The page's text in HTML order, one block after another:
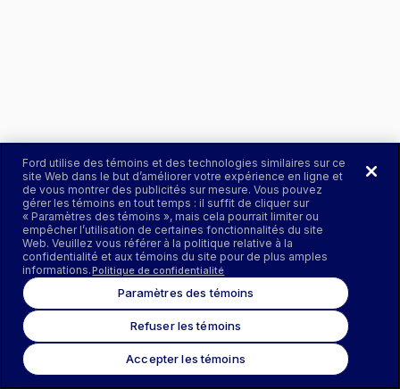
Ford utilise des témoins et des technologies similaires sur ce
site Web dans le but d’améliorer votre expérience en ligne et
de vous montrer des publicités sur mesure. Vous pouvez
gérer les témoins en tout temps : il suffit de cliquer sur
« Paramètres des témoins », mais cela pourrait limiter ou
empêcher l’utilisation de certaines fonctionnalités du site
Web. Veuillez vous référer à la politique relative à la
confidentialité et aux témoins du site pour de plus amples
informations.Politique de confidentialité
Paramètres des témoins
Refuser les témoins
Accepter les témoins